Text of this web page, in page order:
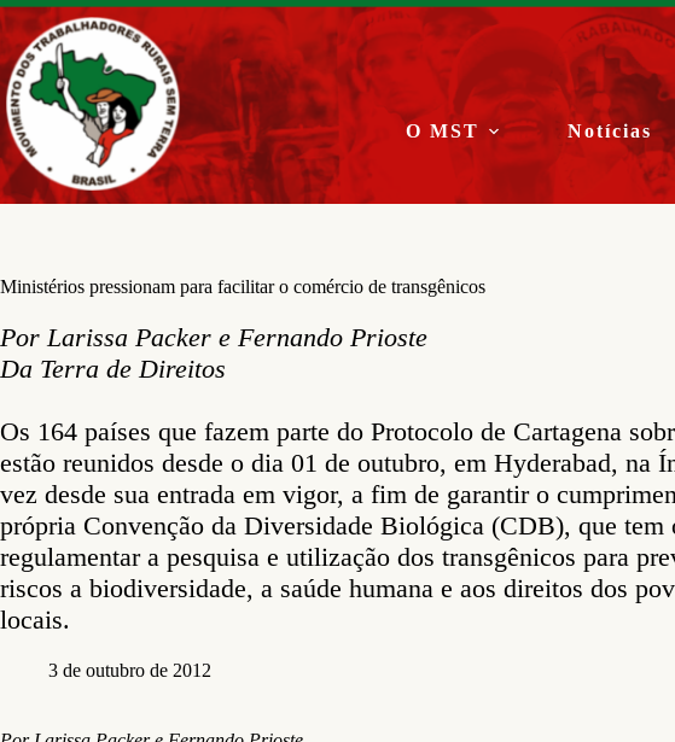
Pular
para
o
conteúdo
O MST Notícias
Ministérios pressionam para facilitar o comércio de transgênicos
Por Larissa Packer e Fernando Prioste
Da Terra de Direitos
Os 164 países que fazem parte do Protocolo de Cartagena
estão reunidos desde o dia 01 de outubro, em Hyderabad, na
vez desde sua entrada em vigor, a fim de garantir o
própria Convenção da Diversidade Biológica (CDB), que tem
regulamentar a pesquisa e utilização dos transgênicos para
riscos a biodiversidade, a saúde humana e aos direitos dos
locais.
3 de outubro de 2012